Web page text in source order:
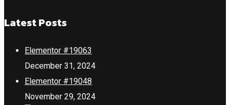
Latest Posts
Elementor #19063
December 31, 2024
Elementor #19048
November 29, 2024